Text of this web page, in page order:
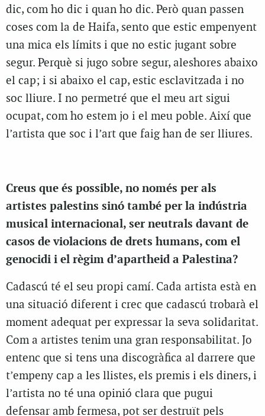
dic, com ho dic i quan ho dic. Però quan passen
coses com la de Haifa, sento que estic empenyent
una mica els límits i que no estic jugant sobre
segur. Perquè si jugo sobre segur, aleshores abaixo
el cap; i si abaixo el cap, estic esclavitzada i no
soc lliure. I no permetré que el meu art sigui
ocupat, com ho estem jo i el meu poble. Així que
l’artista que soc i l’art que faig han de ser lliures.
Creus que és possible, no només per als
artistes palestins sinó també per la indústria
musical internacional, ser neutrals davant de
casos de violacions de drets humans, com el
genocidi i el règim d’apartheid a Palestina?
Cadascú té el seu propi camí. Cada artista està en
una situació diferent i crec que cadascú trobarà el
moment adequat per expressar la seva solidaritat.
Com a artistes tenim una gran responsabilitat. Jo
entenc que si tens una discogràfica al darrere que
t’empeny cap a les llistes, els premis i els diners, i
l’artista no té una opinió clara que pugui
defensar amb fermesa, pot ser destruït pels